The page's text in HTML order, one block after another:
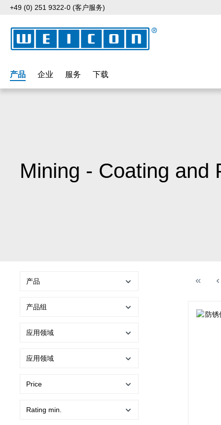
to main content
Skip to search
Skip to main navigation
+49 (0) 251 9322-0 (客户服务)
产品 企业 服务 下载
Mining - Coating and
产品
产品组
应用领域
应用领域
Price
Rating min.